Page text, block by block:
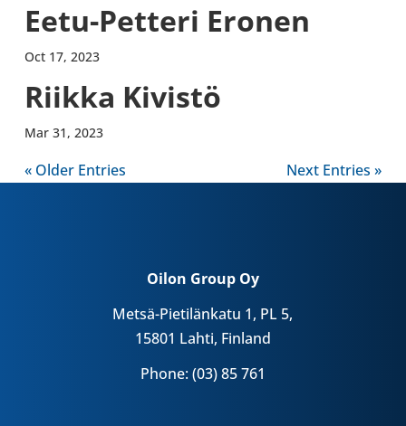
Eetu-​Petteri Eronen
Oct 17, 2023
Riikka Kivistö
Mar 31, 2023
« Older Entries Next Entries »
Oilon Group Oy
Metsä-Pietilänkatu 1, PL 5,
15801 Lahti, Finland
Phone: (03) 85 761